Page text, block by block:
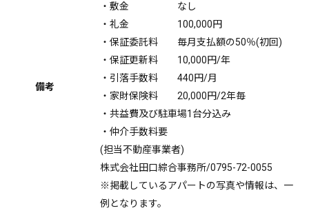
備考
・敷金 なし
・礼金 100,000円
・保証委託料 毎月支払額の50％(初回)
・保証更新料 10,000円/年
・引落手数料 440円/月
・家財保険料 20,000円/2年毎
・共益費及び駐車場1台分込み
・仲介手数料要
(担当不動産事業者)
株式会社田口綜合事務所/0795-72-0055
※掲載しているアパートの写真や情報は、一
例となります。